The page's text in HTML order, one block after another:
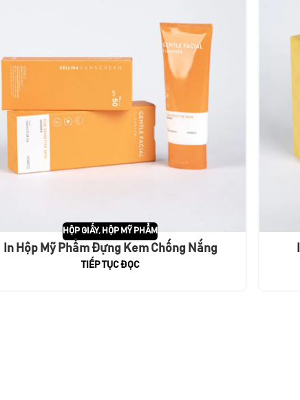
HỘP GIẤY, HỘP MỸ PHẨM
In Hộp Mỹ Phẩm Đựng Kem Chống Nắng
TIẾP TỤC ĐỌC